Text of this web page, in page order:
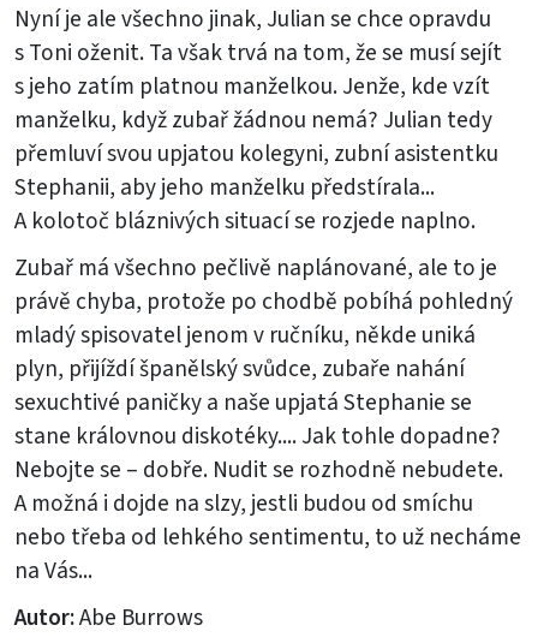
Nyní je ale všechno jinak, Julian se chce opravdu
s Toni oženit. Ta však trvá na tom, že se musí sejít
s jeho zatím platnou manželkou. Jenže, kde vzít
manželku, když zubař žádnou nemá? Julian tedy
přemluví svou upjatou kolegyni, zubní asistentku
Stephanii, aby jeho manželku předstírala...
A kolotoč bláznivých situací se rozjede naplno.
Zubař má všechno pečlivě naplánované, ale to je
právě chyba, protože po chodbě pobíhá pohledný
mladý spisovatel jenom v ručníku, někde uniká
plyn, přijíždí španělský svůdce, zubaře nahání
sexuchtivé paničky a naše upjatá Stephanie se
stane královnou diskotéky.... Jak tohle dopadne?
Nebojte se – dobře. Nudit se rozhodně nebudete.
A možná i dojde na slzy, jestli budou od smíchu
nebo třeba od lehkého sentimentu, to už necháme
na Vás...
Autor:Abe Burrows